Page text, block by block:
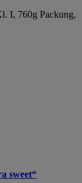
I, 760g Packung,
sweet“